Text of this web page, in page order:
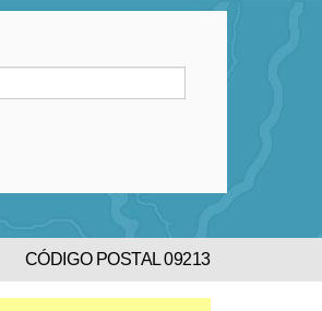
CÓDIGO POSTAL 09213